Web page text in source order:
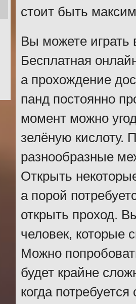
стоит быть
Вы можете играть
Бесплатная
а прохождение
панд постоянно
момент можно
зелёную кислоту.
разнообразные
Открыть
а порой
открыть проход.
человек, которые
Можно
будет крайне
когда